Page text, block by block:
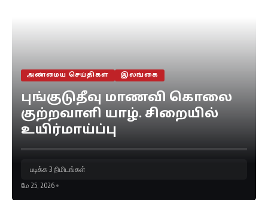
அண்மைய செய்திகள் இலங்கை
புங்குடுதீவு மாணவி கொலை
குற்றவாளி யாழ். சிறையில்
உயிர்மாய்ப்பு
மே 25, 2026
படிக்க 3 நிமிடங்கள்